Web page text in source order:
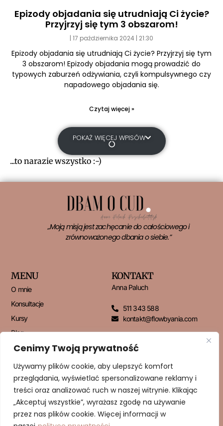
Cenimy Twoją prywatność
Używamy plików cookie, aby ulepszyć komfort
przeglądania, wyświetlać spersonalizowane reklamy i
treści oraz analizować ruch w naszej witrynie. Klikając
„Akceptuj wszystkie”, wyrażasz zgodę na używanie
przez nas plików cookie. Więcej informacji w
Epizody objadania się utrudniają Ci życie?
Przyjrzyj się tym 3 obszarom!
17 października 2024 21:30
Epizody objadania się utrudniają Ci życie? Przyjrzyj się tym
3 obszarom! Epizody objadania mogą prowadzić do
typowych zaburzeń odżywiania, czyli kompulsywnego czy
napadowego objadania się.
Czytaj więcej »
POKAŻ WIĘCEJ WPISÓW
...to narazie wszystko :-)
„Moją misją jest zachęcanie do całościowego i
zrównoważonego dbania o siebie.”
MENU
O mnie
Konsultacje
Kursy
Blog
Kontakt
KONTAKT
Anna Paluch
511 343 588
kontakt@flowbyania.com
NEWSLETTER